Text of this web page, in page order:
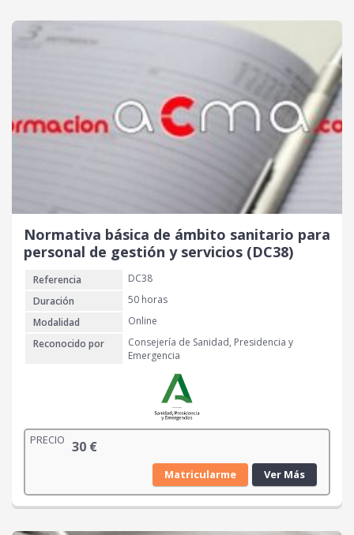
Normativa básica de ámbito sanitario para
personal de gestión y servicios (DC38)
Referencia
DC38
Duración
50 horas
Modalidad
Online
Reconocido por
Consejería de Sanidad, Presidencia y
Emergencia
PRECIO 30 €
Matricularme Ver Más